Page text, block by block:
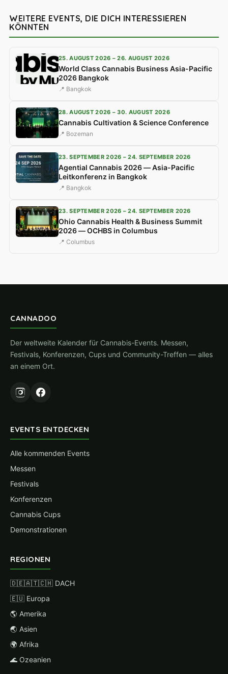
WEITERE EVENTS, DIE DICH INTERESSIEREN
KÖNNTEN
25. AUGUST 2026 – 26. AUGUST 2026
World Class Cannabis Business Asia-Pacific
2026 Bangkok
📍 Bangkok
28. AUGUST 2026 – 30. AUGUST 2026
Cannabis Cultivation & Science Conference
📍 Bozeman
23. SEPTEMBER 2026 – 24. SEPTEMBER 2026
Agential Cannabis 2026 — Asia-Pacific
Leitkonferenz in Bangkok
📍 Bangkok
23. SEPTEMBER 2026 – 24. SEPTEMBER 2026
Ohio Cannabis Health & Business Summit
2026 — OCHBS in Columbus
📍 Columbus
CANNADOO
Der weltweite Kalender für Cannabis-Events. Messen,
Festivals, Konferenzen, Cups und Community-Treffen — alles
an einem Ort.
EVENTS ENTDECKEN
Alle kommenden Events
Messen
Festivals
Konferenzen
Cannabis Cups
Demonstrationen
REGIONEN
🇩🇪🇦🇹🇨🇭 DACH
🇪🇺 Europa
🌎 Amerika
🌏 Asien
🌍 Afrika
🌊 Ozeanien